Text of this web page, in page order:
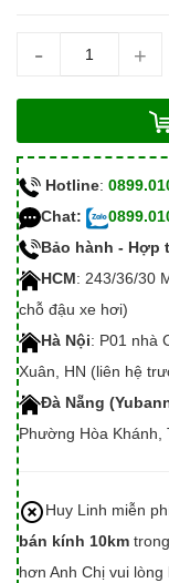
- +
Hotline:
Chat:
Bảo hành - Hợp
HCM: 243/36/30
chỗ đậu xe hơi)
Hà Nội: P01 nhà
Xuân, HN (liên hệ
Đà Nẵng
Phường Hòa
Huy Linh miễn
bán kính 10km
hơn Anh Chị vui lòng